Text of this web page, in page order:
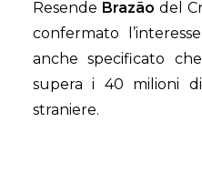
Resende Brazão del
confermato
anche specificato
supera i 40 milioni
straniere.